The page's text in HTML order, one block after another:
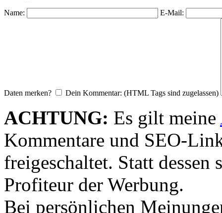
Name: E-Mail:
Daten merken? Dein Kommentar: (HTML Tags sind zugelassen)
ACHTUNG: Es gilt meine
Kommentare und SEO-
freigeschaltet. Statt dessen
Profiteur der Werbung.
Bei persönlichen